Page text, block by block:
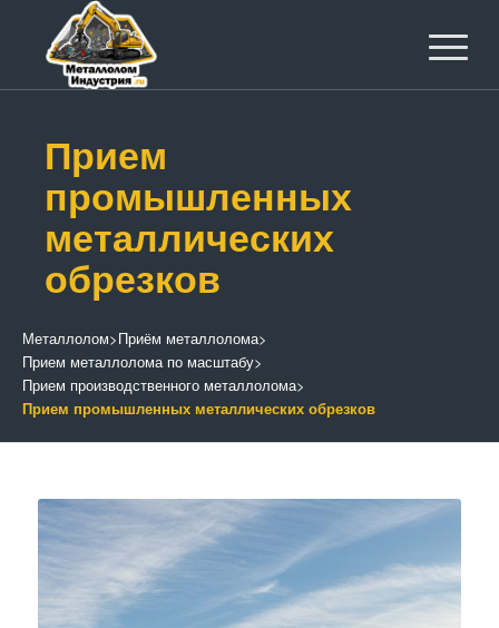
Прием
промышленных
металлических
обрезков
Металлолом>Приём металлолома>
Прием металлолома по масштабу>
Прием производственного металлолома>
Прием промышленных металлических обрезков